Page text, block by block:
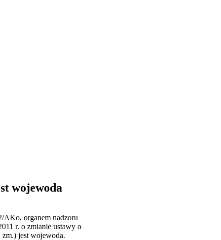
wojewoda
AKo, organem nadzoru
r. o zmianie ustawy o
jest wojewoda.